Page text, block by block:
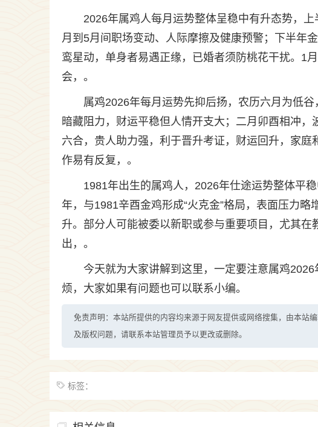
2026年属鸡人每月运势整体呈稳中有升态势，
月到5月间职场变动、人际摩擦及健康预警；下半年
鸾星动，单身者易遇正缘，已婚者须防桃花干扰。1
会，。
属鸡2026年每月运势先抑后扬，农历六月为低
暗藏阻力，财运平稳但人情开支大；二月卯酉相冲
六合，贵人助力强，利于晋升考证，财运回升，家
作易有反复，。
1981年出生的属鸡人，2026年仕途运势整体平
年，与1981辛酉金鸡形成“火克金”格局，表面压力
升。部分人可能被委以新职或参与重要项目，尤其
出，。
今天就为大家讲解到这里，一定要注意属鸡
烦，大家如果有问题也可以联系小编。
免责声明：本站所提供的内容均来源于网友提供或网络搜集，由本站
及版权问题，请联系本站管理员予以更改或删除。
标签：